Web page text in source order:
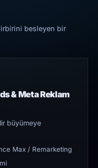
besleyen bir
& Meta Reklam
büyümeye
Max / Remarketing